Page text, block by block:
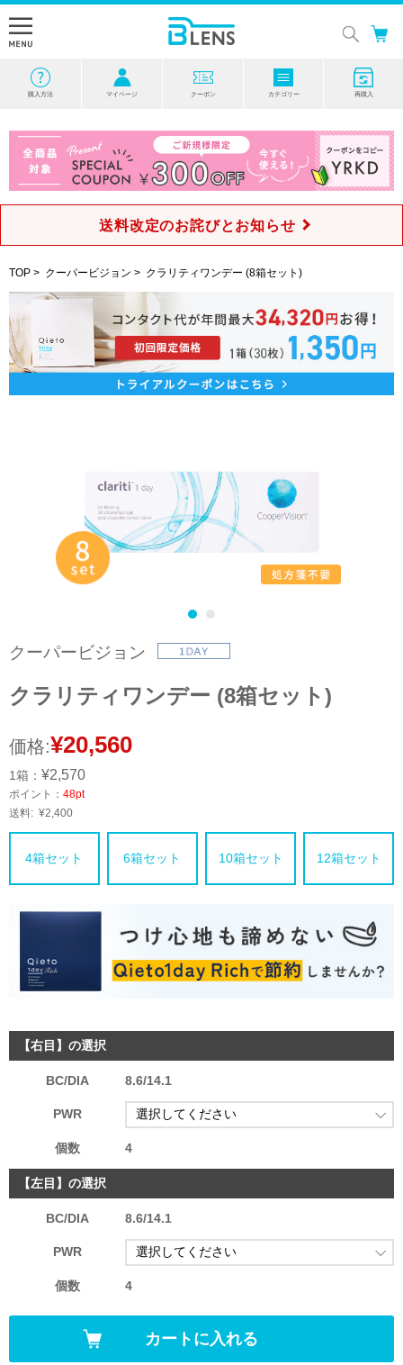
購入方法 マイページ クーポン カテゴリー 再購入
送料改定のお詫びとお知らせ
TOP > クーパービジョン > クラリティワンデー (8箱セット)
クーパービジョン
クラリティワンデー (8箱セット)
価格:¥20,560
1箱： ¥2,570
ポイント： 48pt
送料: ¥2,400
4箱セット 6箱セット 10箱セット 12箱セット
【右目】の選択
BC/DIA 8.6/14.1
PWR
個数 4
【左目】の選択
BC/DIA 8.6/14.1
PWR
個数 4